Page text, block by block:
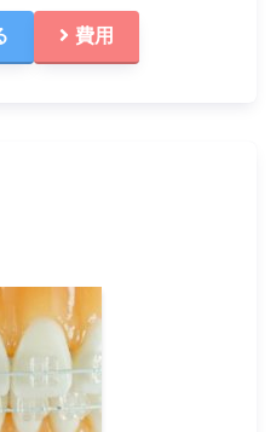
費用